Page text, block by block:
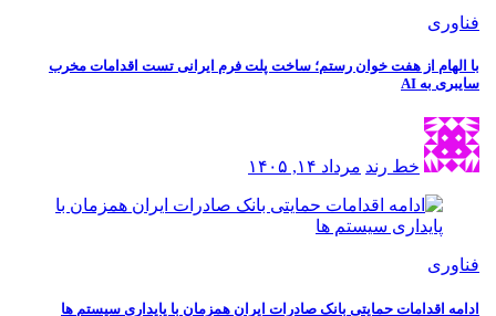
فناوری
با الهام از هفت خوان رستم؛ ساخت پلت فرم ایرانی تست اقدامات مخرب
سایبری به AI
خط رند مرداد ۱۴, ۱۴۰۵
فناوری
ادامه اقدامات حمایتی بانک صادرات ایران همزمان با پایداری سیستم ها